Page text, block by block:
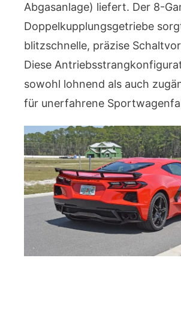
Abgasanlage) liefert. Der 8-
Doppelkupplungsgetriebe
blitzschnelle, präzise
Diese
sowohl lohnend als auch
für unerfahrene